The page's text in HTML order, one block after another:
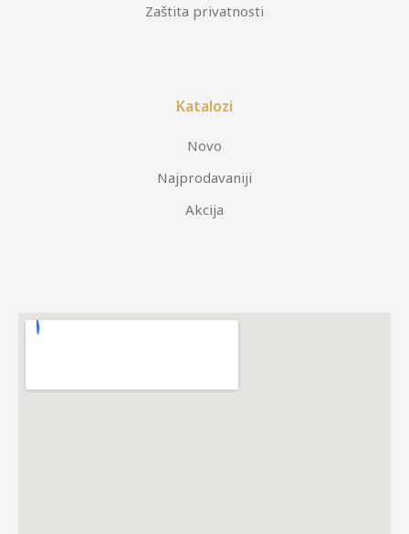
Zaštita privatnosti
Katalozi
Novo
Najprodavaniji
Akcija